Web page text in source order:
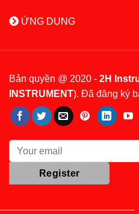
ỨNG DỤNG
Bản quyền @ 2020 - 2H
INSTRUMENT). Đã đăng ký